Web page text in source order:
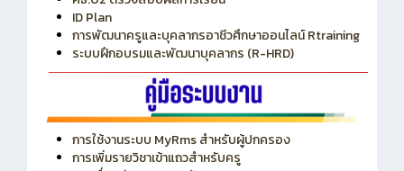
ศธ.02 ครูและครูที่ปรึกษา
ศธ.02 ตรวจสอบผลการเรียน
ID Plan
การพัฒนาครูและบุคลากรอาชีวศึกษาออนไลน์ Rtraining
ระบบฝึกอบรมและพัฒนาบุคลากร (R-HRD)
การใช้งานระบบ MyRms สำหรับผู้ปกครอง